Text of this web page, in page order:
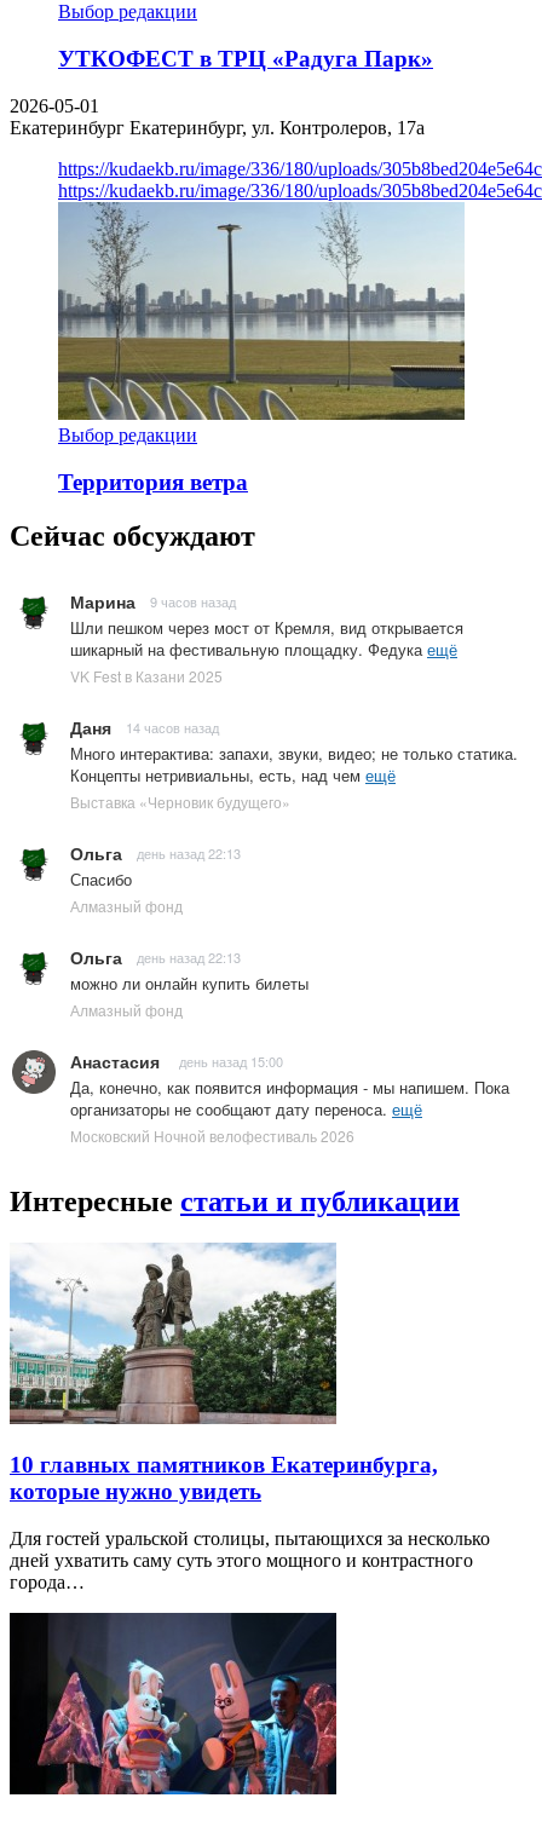
Выбор редакции
УТКОФЕСТ в ТРЦ «Радуга Парк»
2026-05-01
Екатеринбург Екатеринбург, ул. Контролеров, 17а
https://kudaekb.ru/image/336/180/uploads/
https://kudaekb.ru/image/336/180/uploads/
Выбор редакции
Территория ветра
Сейчас обсуждают
Марина 9 часов назад
Шли пешком через мост от Кремля, вид открывается
шикарный на фестивальную площадку. Федукаещё
VK Fest в Казани 2025
Даня 14 часов назад
Много интерактива: запахи, звуки, видео; не только статика.
Концепты нетривиальны, есть, над чем ещё
Выставка «Черновик будущего»
Ольга день назад 22:13
Спасибо
Алмазный фонд
Ольга день назад 22:13
можно ли онлайн купить билеты
Алмазный фонд
Анастасия день назад 15:00
Да, конечно, как появится информация - мы напишем. Пока
организаторы не сообщают дату переноса. ещё
Московский Ночной велофестиваль 2026
Интересные статьи и публикации
10 главных памятников Екатеринбурга,
которые нужно увидеть
Для гостей уральской столицы, пытающихся за несколько
дней ухватить саму суть этого мощного и контрастного
города…